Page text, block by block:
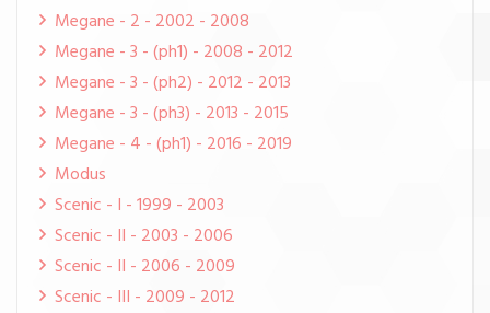
Megane - 2 - 2002 - 2008
Megane - 3 - (ph1) - 2008 - 2012
Megane - 3 - (ph2) - 2012 - 2013
Megane - 3 - (ph3) - 2013 - 2015
Megane - 4 - (ph1) - 2016 - 2019
Modus
Scenic - I - 1999 - 2003
Scenic - II - 2003 - 2006
Scenic - II - 2006 - 2009
Scenic - III - 2009 - 2012